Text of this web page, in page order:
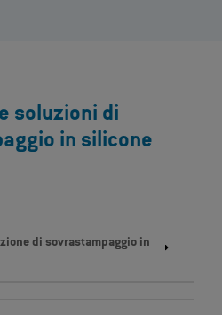
soluzioni di
in silicone
di sovrastampaggio in